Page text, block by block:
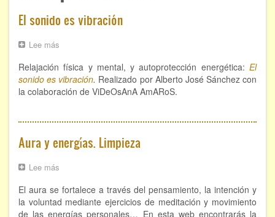
Chamanismo
Flores de Bach
Los cristales de cuarzo
Radiestesia
Runas
El sonido es vibración
Lee más
sonido
es
vibración
Relajación física y mental, y autoprotección energética: El
sonido es vibración. Realizado por Alberto José Sánchez con
la colaboración de ViDeOsAnA AmARoS.
Aura y energías. Limpieza
Lee más
y
energías.
Limpieza
El aura se fortalece a través del pensamiento, la intención y
la voluntad mediante ejercicios de meditación y movimiento
de las energías personales… En esta web encontrarás la